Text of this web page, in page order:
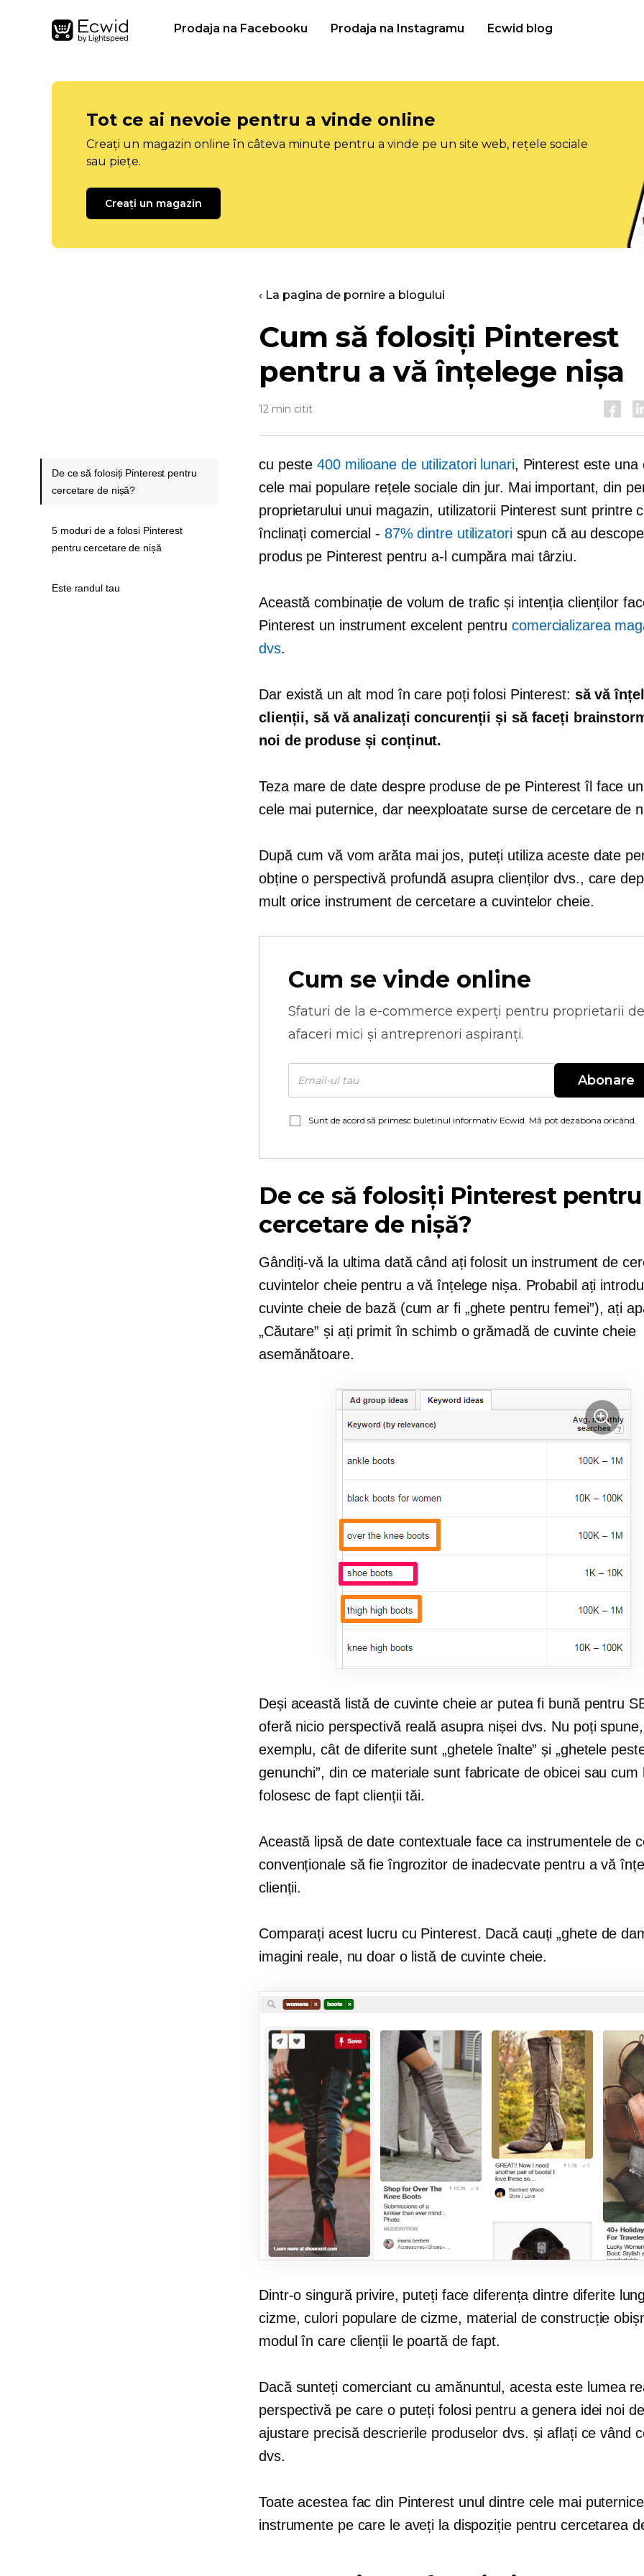
Prodaja na Facebooku Prodaja na Instagramu Ecwid blog
Tot ce ai nevoie pentru a vinde online
Creați un magazin online în câteva minute pentru a vinde pe un site web, rețele sociale
sau piețe.
Creați un magazin
‹ La pagina de pornire a blogului
Cum să folosiți Pinterest
pentru a vă înțelege nișa
12 min citit
cu peste400 milioane de utilizatori lunari, Pinterest este una
cele mai populare rețele sociale din jur. Mai important, din
proprietarului unui magazin, utilizatorii Pinterest sunt printre
înclinați comercial - 87% dintre utilizatorispun că au
produs pe Pinterest pentru a-l cumpăra mai târziu.
Această combinație de volum de trafic și intenția clienților
Pinterest un instrument excelent pentru comercializarea
dvs.
Dar există un alt mod în care poți folosi Pinterest: să vă
clienții, să vă analizați concurenții și să faceți
noi de produse și conținut.
Teza mare de date despre produse de pe Pinterest îl face
cele mai puternice, dar neexploatate surse de cercetare de
După cum vă vom arăta mai jos, puteți utiliza aceste date
obține o perspectivă profundă asupra clienților dvs., care
mult orice instrument de cercetare a cuvintelor cheie.
Cum se vinde online
Sfaturi de la e-commerce experți pentru proprietarii de
afaceri mici și antreprenori aspiranți.
Abonare
Sunt de acord să primesc buletinul informativ Ecwid. Mă pot dezabona oricând.
De ce să folosiți Pinterest pentru
cercetare de nișă?
Gândiți-vă la ultima dată când ați folosit un instrument de
cuvintelor cheie pentru a vă înțelege nișa. Probabil ați
cuvinte cheie de bază (cum ar fi „ghete pentru femei”), ați
„Căutare” și ați primit în schimb o grămadă de cuvinte cheie
asemănătoare.
Deși această listă de cuvinte cheie ar putea fi bună pentru
oferă nicio perspectivă reală asupra nișei dvs. Nu poți
exemplu, cât de diferite sunt „ghetele înalte” și „ghetele
genunchi”, din ce materiale sunt fabricate de obicei sau cum
folosesc de fapt clienții tăi.
Această lipsă de date contextuale face ca instrumentele de
convenționale să fie îngrozitor de inadecvate pentru a vă
clienții.
Comparați acest lucru cu Pinterest. Dacă cauți „ghete de
imagini reale, nu doar o listă de cuvinte cheie.
Dintr-o singură privire, puteți face diferența dintre diferite
cizme, culori populare de cizme, material de construcție
modul în care clienții le poartă de fapt.
Dacă sunteți comerciant cu amănuntul, acesta este lumea
perspectivă pe care o puteți folosi pentru a genera idei noi
ajustare precisădescrierile produselor dvs. și aflați ce vând
dvs.
Toate acestea fac din Pinterest unul dintre cele mai puternice
instrumente pe care le aveți la dispoziție pentru cercetarea
De ce să folosiți Pinterest pentru
cercetare de nișă?
5 moduri de a folosi Pinterest
pentru cercetare de nișă
Este randul tau